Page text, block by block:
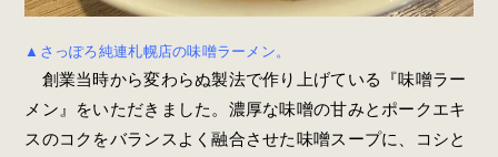
▲さっぽろ純連札幌店の味噌ラーメン。
創業当時から変わらぬ製法で作り上げている『味噌ラー
メン』をいただきました。濃厚な味噌の甘みとポークエキ
スのコクをバランスよく融合させた味噌スープに、コシと